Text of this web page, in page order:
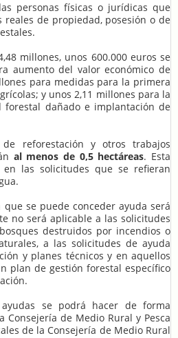
personas físicas o jurídicas que
de propiedad, posesión o de
millones, unos 600.000 euros se
aumento del valor económico de
para medidas para la primera
y unos 2,11 millones para la
forestal dañado e implantación de
reforestación y otros trabajos
al menos de 0,5 hectáreas. Esta
las solicitudes que se refieran
que se puede conceder ayuda será
no será aplicable a las solicitudes
destruidos por incendios o
a las solicitudes de ayuda
y planes técnicos y en aquellos
plan de gestión forestal específico
se podrá hacer de forma
Consejería de Medio Rural y Pesca
de la Consejería de Medio Rural